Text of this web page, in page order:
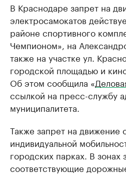
В Краснодаре запрет на
электросамокатов
районе спортивного
Чемпионом», на
также на участке ул.
городской площадью и
Об этом сообщила «
ссылкой на пресс-службу
муниципалитета.
Также запрет на движение
индивидуальной
городских парках. В
соответствующие